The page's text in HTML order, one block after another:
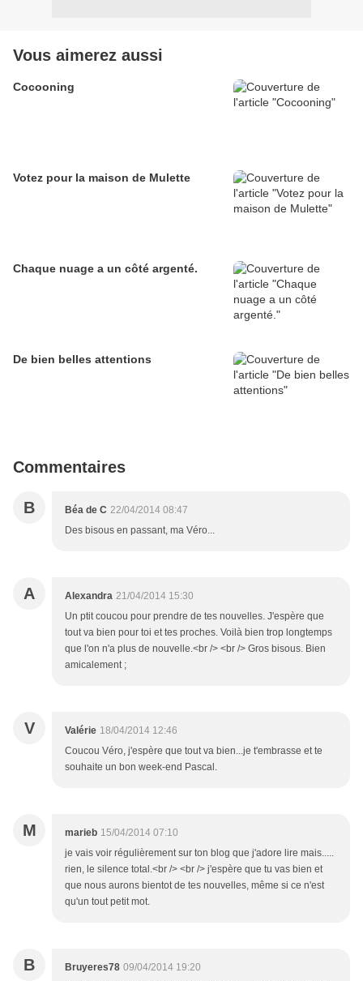
Vous aimerez aussi
Cocooning
Votez pour la maison de Mulette
Chaque nuage a un côté argenté.
De bien belles attentions
Commentaires
B Béa de C 22/04/2014 08:47
Des bisous en passant, ma Véro...
A Alexandra 21/04/2014 15:30
Un ptit coucou pour prendre de tes nouvelles. J'espère que
tout va bien pour toi et tes proches. Voilà bien trop longtemps
que l'on n'a plus de nouvelle.<br /> <br /> Gros bisous. Bien
amicalement ;
V Valérie 18/04/2014 12:46
Coucou Véro, j'espère que tout va bien...je t'embrasse et te
souhaite un bon week-end Pascal.
M marieb 15/04/2014 07:10
je vais voir régulièrement sur ton blog que j'adore lire mais.....
rien, le silence total.<br /> <br /> j'espère que tu vas bien et
que nous aurons bientot de tes nouvelles, même si ce n'est
qu'un tout petit mot.
B Bruyeres78 09/04/2014 19:20